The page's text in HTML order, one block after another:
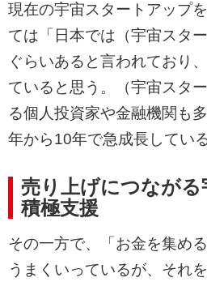
現在の宇宙スタートアップ
ては「日本では（宇宙スタ
ぐらいあると言われており
ていると思う。（宇宙スタ
る個人投資家や金融機関も
年から10年で急成長してい
売り上げにつなが
積極支援
その一方で、「お金を集め
うまくいっているが、それ